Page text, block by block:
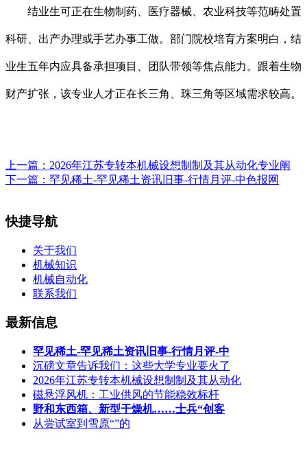
结业生可正在生物制药、医疗器械、农业科技等范畴处置
科研、出产办理或手艺办事工做。部门院校培育方案明白，结
业生五年内应具备承担项目、团队带领等焦点能力。跟着生物
财产扩张，该专业人才正在长三角、珠三角等区域需求较高。
上一篇： 2026年江苏专转本机械设想制制及其从动化专业阐
下一篇： 罕见稀土-罕见稀土资讯旧事-行情月评-中色报网
快捷导航
关于我们
机械知识
机械自动化
联系我们
最新信息
罕见稀土-罕见稀土资讯旧事-行情月评-中
沉磅文章告诉我们：这些大学专业要火了
2026年江苏专转本机械设想制制及其从动化
磁悬浮风机：工业供风的节能稳效标杆
野和东西箱、新型干燥机……士兵“创客
从尝试室到雪原“”的